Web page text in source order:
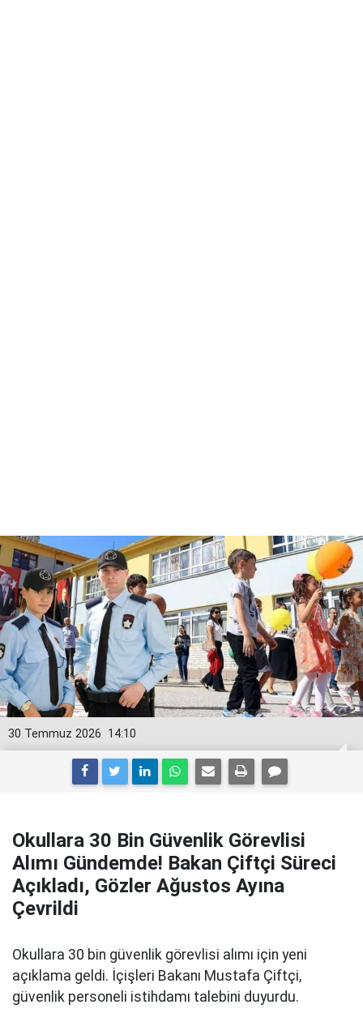
14:10
30 Temmuz 2026
Okullara 30 Bin Güvenlik Görevlisi
Alımı Gündemde! Bakan Çiftçi Süreci
Açıkladı, Gözler Ağustos Ayına
Çevrildi
Okullara 30 bin güvenlik görevlisi alımı için yeni
açıklama geldi. İçişleri Bakanı Mustafa Çiftçi,
güvenlik personeli istihdamı talebini duyurdu.